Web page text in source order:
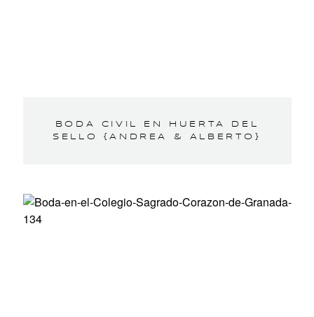
BODA CIVIL EN HUERTA DEL
SELLO {ANDREA & ALBERTO}